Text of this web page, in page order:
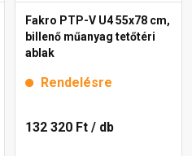
Fakro PTP-V U4 55x78 cm,
billenő műanyag tetőtéri
ablak
Rendelésre
132 320 Ft / db